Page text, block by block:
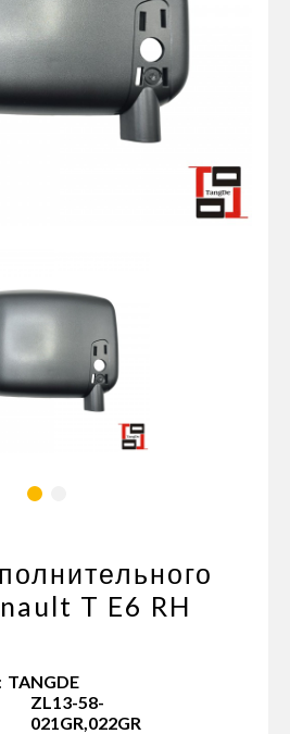
зеркала
транспорт
и светоотражатели
и
тросы
T E6 RH
TANGDE
ZL13-58-
021GR,022GR